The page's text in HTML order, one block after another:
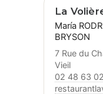
La
María
BRYSON
7 Rue du
Vieil
02 48 63